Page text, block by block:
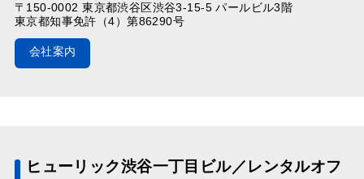
〒150-0002 東京都渋谷区渋谷3-15-5 パールビル3階
東京都知事免許（4）第86290号
会社案内
ヒューリック渋谷一丁目ビル／レンタルオフ